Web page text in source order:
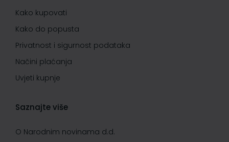
Kako kupovati
Kako do popusta
Privatnost i sigurnost podataka
Načini plaćanja
Uvjeti kupnje
Saznajte više
O Narodnim novinama d.d.